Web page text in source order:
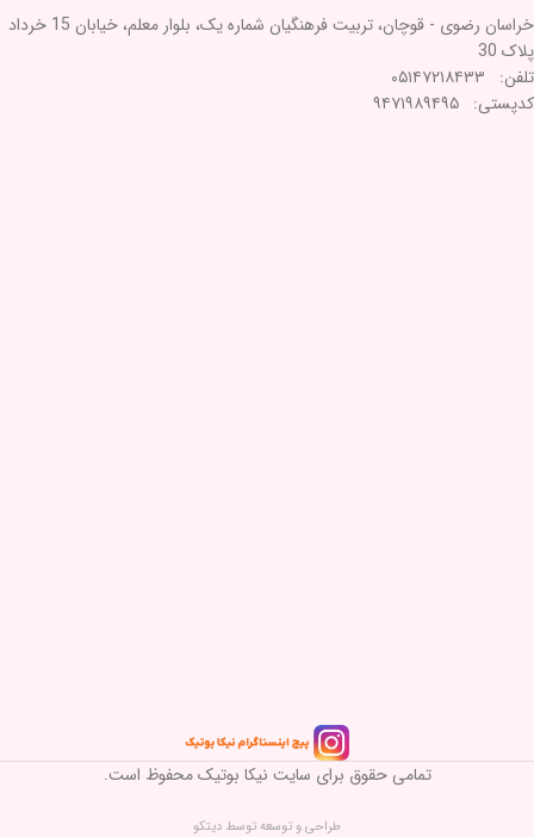
خراسان رضوی - قوچان، تربیت فرهنگیان شماره یک، بلوار معلم، خیابان 15 خرداد
پلاک 30
تلفن: ۰۵۱۴۷۲۱۸۴۳۳
کدپستی: ۹۴۷۱۹۸۹۴۹۵
تمامی حقوق برای سایت نیکا بوتیک محفوظ است.
طراحی و توسعه توسط دیتکو